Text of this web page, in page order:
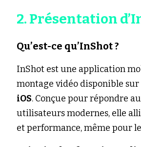
2. Présentation
Qu’est-ce qu’InShot ?
InShot est une application
montage vidéo disponible sur
iOS. Conçue pour répondre
utilisateurs modernes, elle
et performance, même pour